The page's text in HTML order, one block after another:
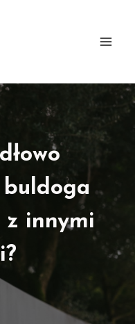
buldoga
z innymi